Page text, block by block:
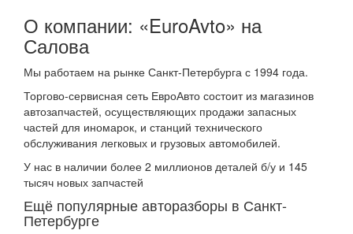
О компании: «EuroAvto» на
Салова
Мы работаем на рынке Санкт-Петербурга с 1994 года.
Торгово-сервисная сеть ЕвроАвто состоит из магазинов
автозапчастей, осуществляющих продажи запасных
частей для иномарок, и станций технического
обслуживания легковых и грузовых автомобилей.
У нас в наличии более 2 миллионов деталей б/у и 145
тысяч новых запчастей
Ещё популярные авторазборы в Санкт-
Петербурге